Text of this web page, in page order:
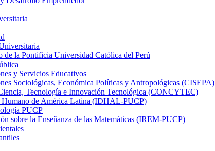
de la Pontificia Universidad Católica del Perú
y Servicios Educativos
Sociológicas, Económica Políticas y Antropológicas (CISEPA)
Tecnología e Innovación Tecnológica (CONCYTEC)
Humano de América Latina (IDHAL-PUCP)
PUCP
sobre la Enseñanza de las Matemáticas (IREM-PUCP)